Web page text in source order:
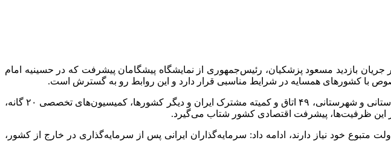
رئیس اتاق بازرگانی، صنایع، معادن و کشاورزی ایران روز شنبه ۶ بهمن ماه در جریان بازدید مسعود پزشکیان، رئیس‌جمهوری از نمایشگاه پیشگامان پیشرفت که در حسینیه امام
با کشورهای همسایه در شرایط مناسبی قرار دارد و این روابط رو به گسترش است.
گانه،
این ظرفیت‌ها، پیشرفت اقتصادی کشور شتاب می‌گیرد.
متبوع خود نیاز دارند، ادامه داد: سرمایه‌گذاران ایرانی پس از سرمایه‌گذاری در خارج از کشور،